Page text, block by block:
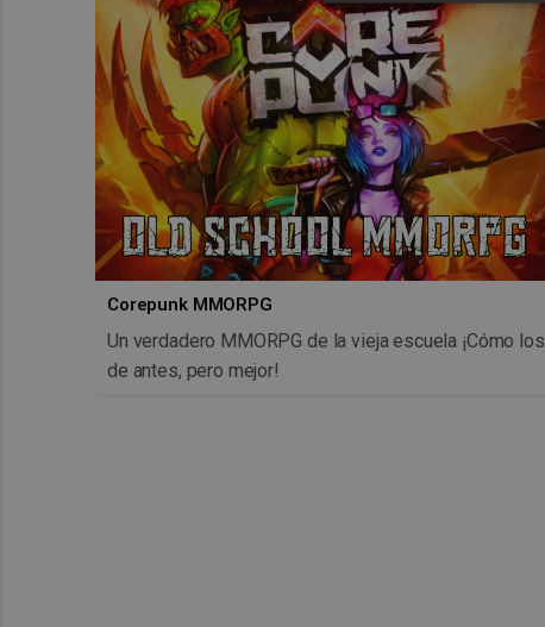
Corepunk MMORPG
Un verdadero MMORPG de la vieja escuela ¡Cómo los
de antes, pero mejor!